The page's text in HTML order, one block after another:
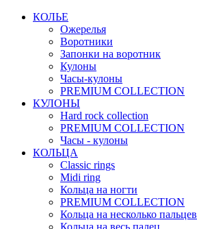
КОЛЬЕ
Ожерелья
Воротники
Запонки на воротник
Кулоны
Часы-кулоны
PREMIUM COLLECTION
КУЛОНЫ
Hard rock collection
PREMIUM COLLECTION
Часы - кулоны
КОЛЬЦА
Classic rings
Midi ring
Кольца на ногти
PREMIUM COLLECTION
Кольца на несколько пальцев
Кольца на весь палец